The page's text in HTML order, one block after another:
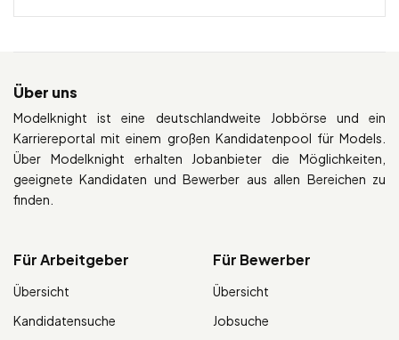
Über uns
Modelknight ist eine deutschlandweite Jobbörse und ein
Karriereportal mit einem großen Kandidatenpool für Models.
Über Modelknight erhalten Jobanbieter die Möglichkeiten,
geeignete Kandidaten und Bewerber aus allen Bereichen zu
finden.
Für Arbeitgeber
Übersicht
Kandidatensuche
Für Bewerber
Übersicht
Jobsuche